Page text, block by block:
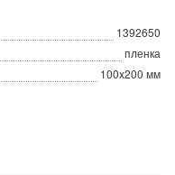
1392650
пленка
100x200 мм